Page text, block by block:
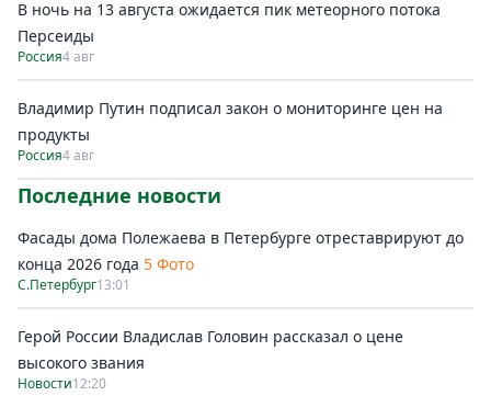
В ночь на 13 августа ожидается пик метеорного потока
Персеиды
Россия4 авг
Владимир Путин подписал закон о мониторинге цен на
продукты
Россия4 авг
Последние новости
Фасады дома Полежаева в Петербурге отреставрируют до
конца 2026 года 5 Фото
С.Петербург13:01
Герой России Владислав Головин рассказал о цене
высокого звания
Новости12:20